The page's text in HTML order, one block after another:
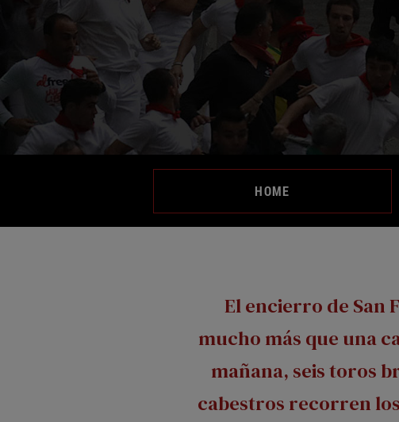
HOME
El encierro de San
mucho más que una
mañana, seis toros
cabestros recorren